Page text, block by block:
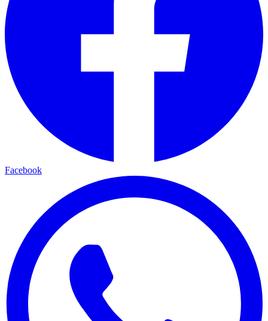
Facebook